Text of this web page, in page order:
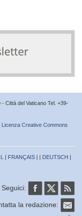
Città del Vaticano Tel. +39-
Licenza Creative Commons
| FRANÇAIS | | DEUTSCH |
Seguici:
la redazione: